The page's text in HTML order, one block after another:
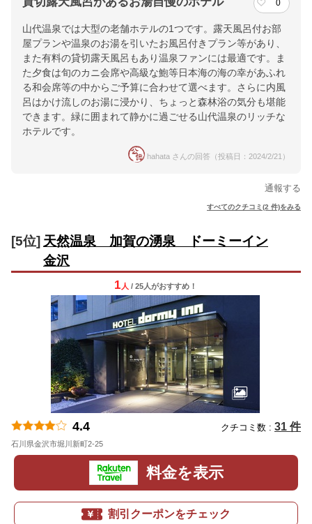
0
山代温泉では大型の老舗ホテルの1つです。露天風呂付お部
屋プランや温泉のお湯を引いたお風呂付きプラン等があり、
また有料の貸切露天風呂もあり温泉ファンには最適です。ま
た夕食は旬のカニ会席や高級な鮑等日本海の海の幸があふれ
る和会席等の中からご予算に合わせて選べます。さらに内風
呂はかけ流しのお湯に浸かり、ちょっと森林浴の気分も堪能
できます。緑に囲まれて静かに過ごせる山代温泉のリッチな
ホテルです。
hahata さんの回答（投稿日：2024/2/21）
通報する
すべてのクチコミ(2 件)をみる
[5位] 天然温泉 加賀の湧泉 ドーミーイン
金沢
1 人 / 25人がおすすめ！
4.4 クチコミ数 : 31 件
石川県金沢市堀川新町2-25
料金を表示
割引クーポンをチェック